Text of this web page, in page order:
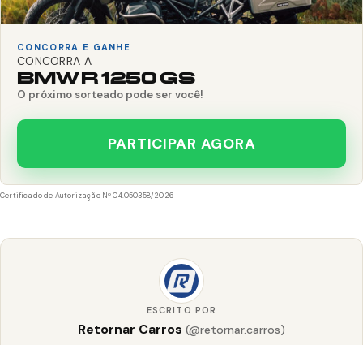
CONCORRA E GANHE
CONCORRA A
BMW R 1250 GS
O próximo sorteado pode ser você!
PARTICIPAR AGORA
Certificado de Autorização Nº 04.050358/2026
ESCRITO POR
Retornar Carros (@retornar.carros)